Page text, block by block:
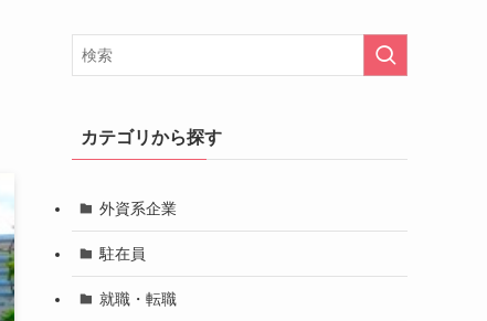
カテゴリから探す
外資系企業
駐在員
就職・転職